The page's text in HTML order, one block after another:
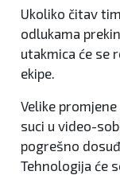
Ukoliko čitav
odlukama
utakmica će se
ekipe.
Velike
suci u video-
pogrešno
Tehnologija će